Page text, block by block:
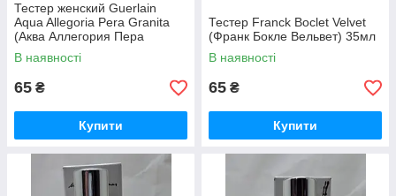
Тестер женский Guerlain
Aqua Allegoria Pera Granita
(Аква Аллегория Пера
Гранита) 35мл
В наявності
65 ₴
Купити
Тестер Franck Boclet Velvet
(Франк Бокле Вельвет) 35мл
В наявності
65 ₴
Купити